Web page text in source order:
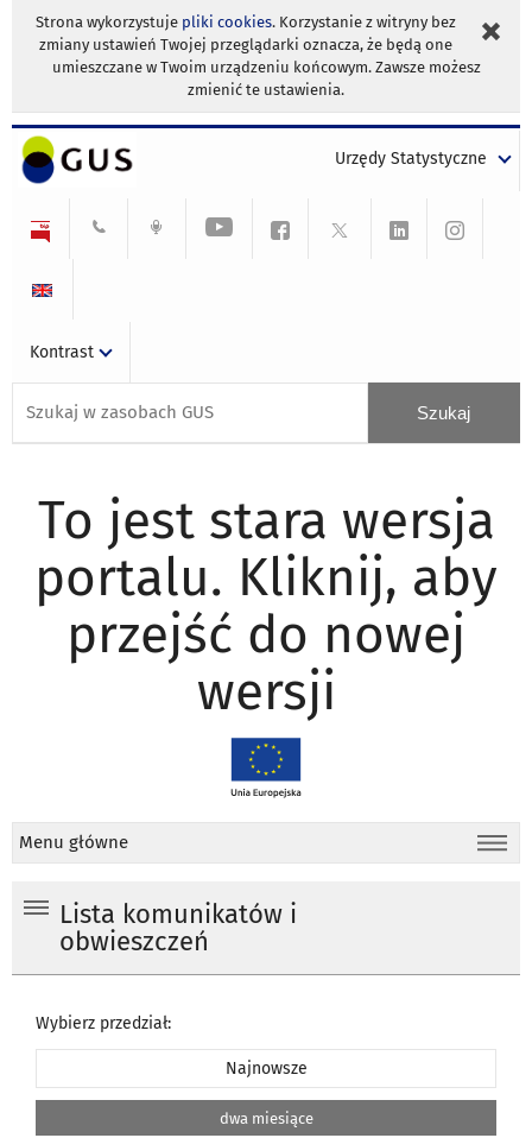
Strona wykorzystuje pliki cookies. Korzystanie z witryny bez
zmiany ustawień Twojej przeglądarki oznacza, że będą one
umieszczane w Twoim urządzeniu końcowym. Zawsze możesz
zmienić te ustawienia.
Urzędy Statystyczne
Kontrast
To jest stara wersja
portalu. Kliknij, aby
przejść do nowej
wersji
Menu główne
Lista komunikatów i
obwieszczeń
Wybierz przedział:
Najnowsze
dwa miesiące